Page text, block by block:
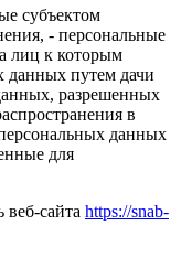
субъектом
- персональные
лиц к которым
данных путем дачи
разрешенных
в
данных
для
веб-сайта https://snab-